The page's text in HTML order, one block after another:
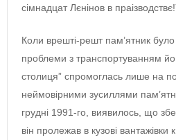
сімнадцат Лєнінов в
Коли врешті-решт пам’ятник було
проблеми з транспортуванням
столиця” спромоглась лише на
неймовірними зусиллями
грудні 1991-го, виявилось, що
він пролежав в кузові вантажівки